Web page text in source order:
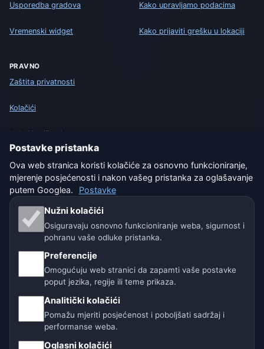
Usporedba gradova
Vremenski widget
Kako upravljamo podacima
Kako prijaviti grešku u lokaciji
PRAVNO
Zaštita privatnosti
Kolačići
Uvjeti korištenja
Isključenje odgovornosti
Pomažemo životinjama
Sitemap
Naše vremenske stranice:
🇨🇿 Češka 🇭🇷 Hrvatska
🇩🇪🇦🇹🇨🇭 Njemačka / Austrija / Švicarska
Postavke pristanka
Ova web stranica koristi kolačiće za osnovno funkcioniranje,
mjerenje posjećenosti i nakon vašeg pristanka za oglašavanje
putem Googlea.
Postavke
Nužni kolačići
Osiguravaju osnovno funkcioniranje weba, sigurnost i
pohranu vaše odluke pristanka.
Preferencije
Omogućuju web stranici da zapamti vaše postavke
poput jezika, regije ili teme prikaza.
Analitički kolačići
Pomažu mjeriti posjećenost i poboljšati sadržaj i
performanse weba.
Oglasni kolačići